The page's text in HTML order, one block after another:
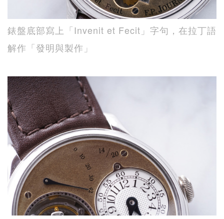
錶盤底部寫上「Invenit et Fecit」字句，在拉丁語
解作「發明與製作」